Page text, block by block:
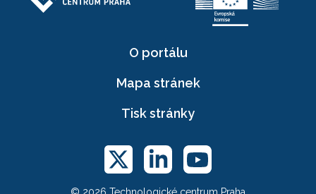
O portálu
Mapa stránek
Tisk stránky
© 2026 Technologické centrum Praha